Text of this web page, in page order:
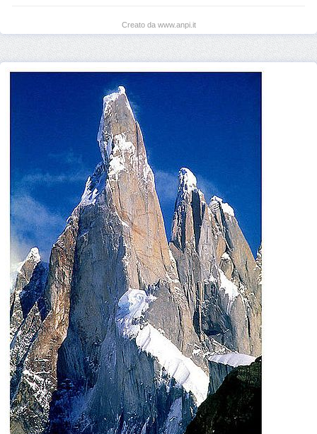
Creato da www.anpi.it